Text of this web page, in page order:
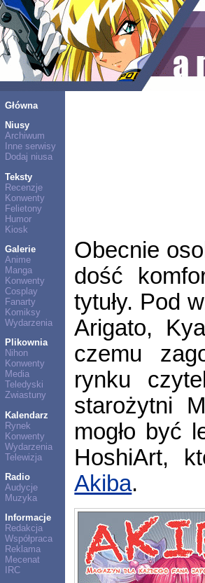
Główna
Niusy
Archiwum
Inne serwisy
Dodaj niusa
Teksty
Recenzje
Konwenty
Felietony
Humor
Kiosk
Galerie
Anime
Manga
Konwenty
Cosplay
Fanarty
Komiksy
Wydarzenia
Plikownia
Nihon
Konwenty
Media
Teledyski
Zwiastuny
Kalendarz
Rynek
Konwenty
Wydarzenia
Telewizja
Radio
Audycje
Muzyka
Informacje
Redakcja
Współpraca
Reklama
Mecenat
IRC
Obecnie
dość
tytuły. Pod
Arigato,
czemu
rynku
starożytni
mogło być
HoshiArt,
Akiba.